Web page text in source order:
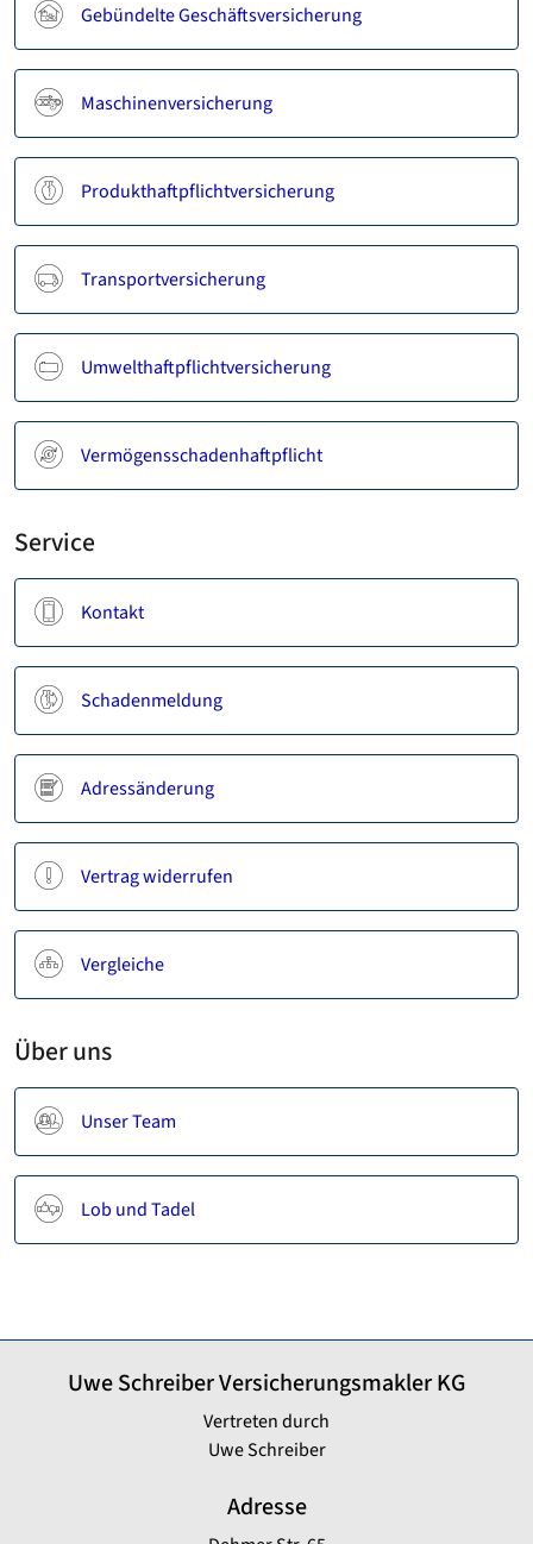
Gebündelte Geschäftsversicherung
Maschinenversicherung
Produkthaftpflichtversicherung
Transportversicherung
Umwelthaftpflichtversicherung
Vermögensschadenhaftpflicht
Service
Kontakt
Schadenmeldung
Adressänderung
Vertrag widerrufen
Vergleiche
Über uns
Unser Team
Lob und Tadel
Uwe Schreiber Versicherungsmakler KG
Vertreten durch
Uwe Schreiber
Adresse